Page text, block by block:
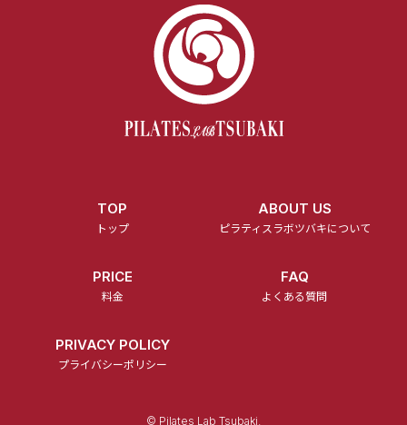
TOP
トップ
ABOUT US
ピラティスラボツバキについて
PRICE
料金
FAQ
よくある質問
PRIVACY POLICY
プライバシーポリシー
© Pilates Lab Tsubaki.